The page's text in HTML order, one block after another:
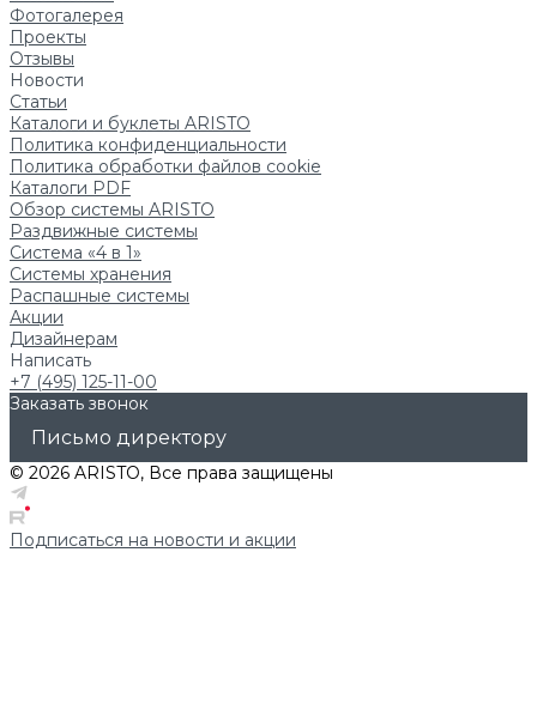
Фотогалерея
Проекты
Отзывы
Новости
Статьи
Каталоги и буклеты ARISTO
Политика конфиденциальности
Политика обработки файлов cookie
Каталоги PDF
Обзор системы ARISTO
Раздвижные системы
Система «4 в 1»
Системы хранения
Распашные системы
Акции
Дизайнерам
Написать
+7 (495) 125-11-00
Заказать звонок
Письмо директору
© 2026 ARISTO, Все права защищены
Подписаться на новости и акции